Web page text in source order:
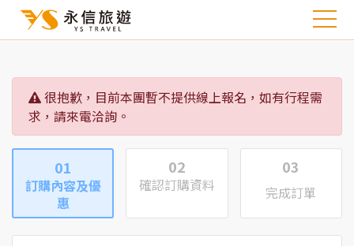
很抱歉，目前本團暫不提供線上報名，如有行程需
求，請來電洽詢。
01
訂購內容及優
惠
02
確認訂購資料
03
完成訂單